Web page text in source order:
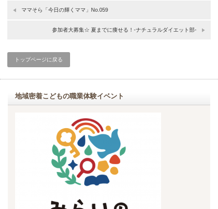
ママそら「今日の輝くママ」No.059
参加者大募集☆ 夏までに痩せる！-ナチュラルダイエット部-
トップページに戻る
地域密着こどもの職業体験イベント